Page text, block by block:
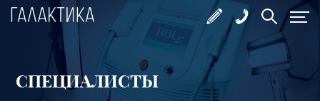
СПЕЦИАЛИСТЫ